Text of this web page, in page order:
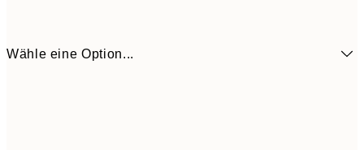
Wähle eine Option...